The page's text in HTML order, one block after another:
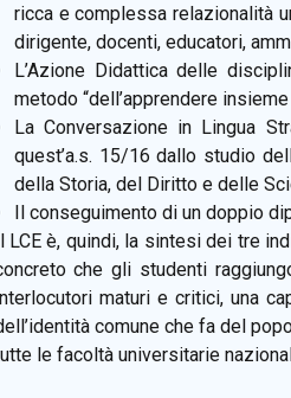
ricca e complessa relazionalità
dirigente, docenti, educatori,
L’Azione Didattica delle
metodo “dell’apprendere
La Conversazione in Lingua
quest’a.s. 15/16 dallo studio
della Storia, del Diritto e delle
Il conseguimento di un doppio
LCE è, quindi, la sintesi dei tre
che gli studenti
maturi e critici, una
comune che fa del
le facoltà universitarie